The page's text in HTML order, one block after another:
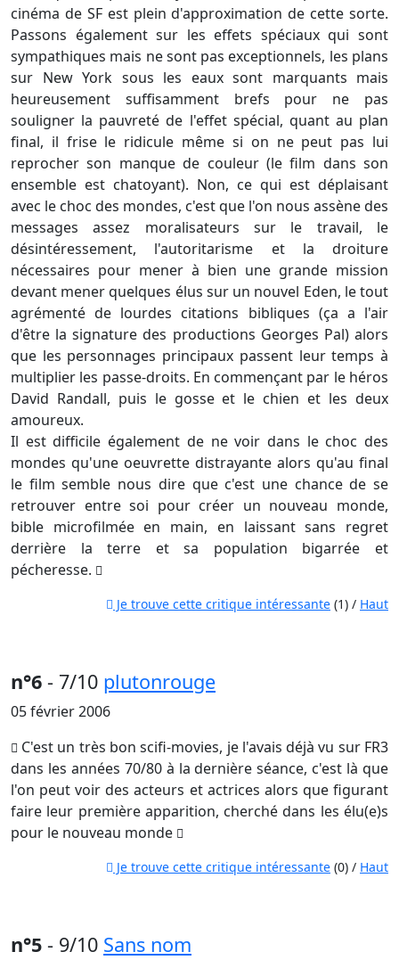
cinéma de SF est plein d'approximation de cette sorte.
Passons également sur les effets spéciaux qui sont
sympathiques mais ne sont pas exceptionnels, les plans
sur New York sous les eaux sont marquants mais
heureusement suffisamment brefs pour ne pas
souligner la pauvreté de l'effet spécial, quant au plan
final, il frise le ridicule même si on ne peut pas lui
reprocher son manque de couleur (le film dans son
ensemble est chatoyant). Non, ce qui est déplaisant
avec le choc des mondes, c'est que l'on nous assène des
messages assez moralisateurs sur le travail, le
désintéressement, l'autoritarisme et la droiture
nécessaires pour mener à bien une grande mission
devant mener quelques élus sur un nouvel Eden, le tout
agrémenté de lourdes citations bibliques (ça a l'air
d'être la signature des productions Georges Pal) alors
que les personnages principaux passent leur temps à
multiplier les passe-droits. En commençant par le héros
David Randall, puis le gosse et le chien et les deux
amoureux.
Il est difficile également de ne voir dans le choc des
mondes qu'une oeuvrette distrayante alors qu'au final
le film semble nous dire que c'est une chance de se
retrouver entre soi pour créer un nouveau monde,
bible microfilmée en main, en laissant sans regret
derrière la terre et sa population bigarrée et
pécheresse.
Je trouve cette critique intéressante (1) / Haut
n°6 - 7/10 plutonrouge
05 février 2006
C'est un très bon scifi-movies, je l'avais déjà vu sur FR3
dans les années 70/80 à la dernière séance, c'est là que
l'on peut voir des acteurs et actrices alors que figurant
faire leur première apparition, cherché dans les élu(e)s
pour le nouveau monde
Je trouve cette critique intéressante (0) / Haut
n°5 - 9/10 Sans nom